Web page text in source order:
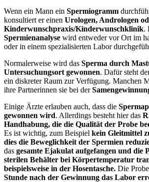
Wenn ein Mann ein Spermiogramm
konsultiert er einen Urologen, Andrologen
Kinderwunschpraxis/Kinderwunschklinik.
Spermienanalyse wird entweder vor Ort im
oder in einem spezialisierten Labor
Normalerweise wird das Sperma durch
Untersuchungsort gewonnen. Dafür steht
ein diskreter Raum zur Verfügung. Manchen
ihre Partnerinnen sie bei der
Einige Ärzte erlauben auch, dass die
gewonnen wird. Allerdings besteht hier das
Handhabung, die die Qualität der Probe
Es ist wichtig, zum Beispiel kein Gleitmittel
dies die Beweglichkeit der Spermien
das gesamte Ejakulat aufgefangen und die
sterilen Behälter bei Körpertemperatur
beispielsweise in der Hosentasche. Die
Stunde nach der Gewinnung das Labor